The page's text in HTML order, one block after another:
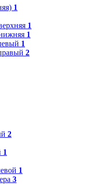
1
1
1
1
2
2
1
1
3